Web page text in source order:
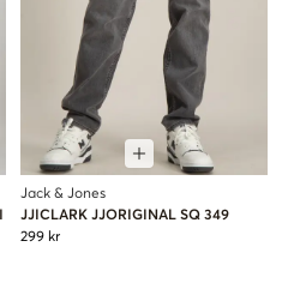
Jack & Jones
JJICLARK JJORIGINAL SQ 349
299 kr